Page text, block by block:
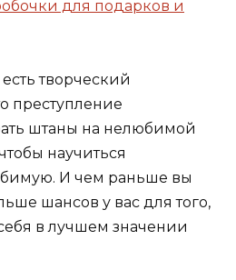
творческий
преступление
штаны на нелюбимой
научиться
И чем раньше вы
шансов у вас для того,
в лучшем значении